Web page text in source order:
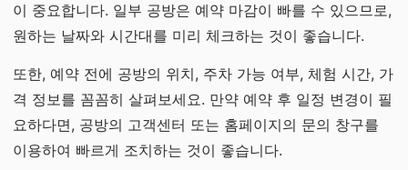
이 중요합니다. 일부 공방은 예약 마감이 빠를 수 있으므로,
원하는 날짜와 시간대를 미리 체크하는 것이 좋습니다.
또한, 예약 전에 공방의 위치, 주차 가능 여부, 체험 시간, 가
격 정보를 꼼꼼히 살펴보세요. 만약 예약 후 일정 변경이 필
요하다면, 공방의 고객센터 또는 홈페이지의 문의 창구를
이용하여 빠르게 조치하는 것이 좋습니다.